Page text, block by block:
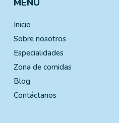
MENÚ
Inicio
Sobre nosotros
Especialidades
Zona de comidas
Blog
Contáctanos